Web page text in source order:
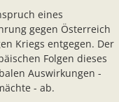
eines
gegen Österreich
Kriegs entgegen. Der
Folgen dieses
Auswirkungen -
- ab.